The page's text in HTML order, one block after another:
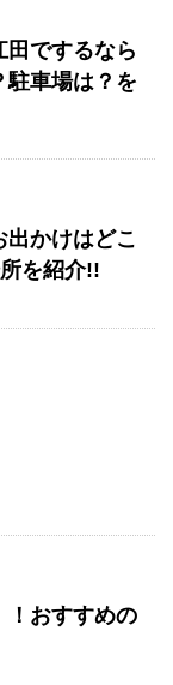
田でするなら
駐車場は？を
出かけはどこ
を紹介!!
！おすすめの